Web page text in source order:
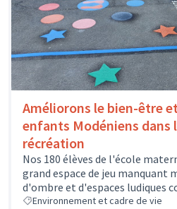
Améliorons le bien-être
enfants Modéniens dans
récréation
Nos 180 élèves de l'école
grand espace de jeu manquant
d'ombre et d'espaces ludiques
Environnement et cadre de vie